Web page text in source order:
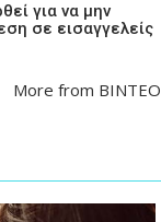
για να μην
σε εισαγγελείς
More from ΒΙΝΤΕΟ